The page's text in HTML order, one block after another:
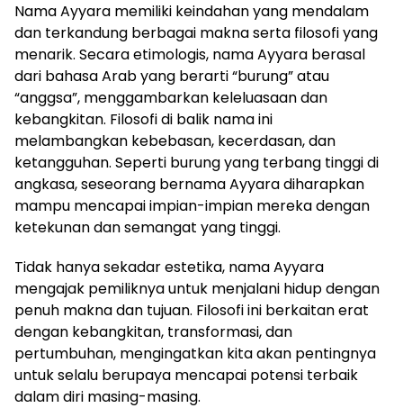
Nama Ayyara memiliki keindahan yang mendalam
dan terkandung berbagai makna serta filosofi yang
menarik. Secara etimologis, nama Ayyara berasal
dari bahasa Arab yang berarti “burung” atau
“anggsa”, menggambarkan keleluasaan dan
kebangkitan. Filosofi di balik nama ini
melambangkan kebebasan, kecerdasan, dan
ketangguhan. Seperti burung yang terbang tinggi di
angkasa, seseorang bernama Ayyara diharapkan
mampu mencapai impian-impian mereka dengan
ketekunan dan semangat yang tinggi.
Tidak hanya sekadar estetika, nama Ayyara
mengajak pemiliknya untuk menjalani hidup dengan
penuh makna dan tujuan. Filosofi ini berkaitan erat
dengan kebangkitan, transformasi, dan
pertumbuhan, mengingatkan kita akan pentingnya
untuk selalu berupaya mencapai potensi terbaik
dalam diri masing-masing.